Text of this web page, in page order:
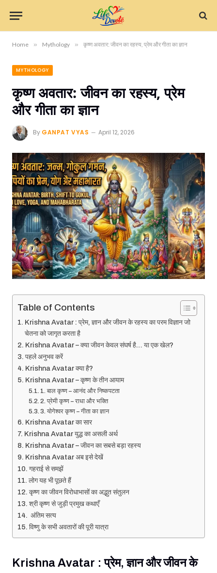
Home » Mythology » कृष्ण अवतार: जीवन का रहस्य, प्रेम और गीता का ज्ञान
MYTHOLOGY
कृष्ण अवतार: जीवन का रहस्य, प्रेम
और गीता का ज्ञान
By GANPAT VYAS April 12, 2026
Table of Contents
Krishna Avatar : प्रेम, ज्ञान और जीवन के रहस्य का परम विज्ञान जो
चेतना को जागृत करता है
Krishna Avatar – क्या जीवन केवल संघर्ष है… या एक खेल?
पहले अनुभव करें
Krishna Avatar क्या है?
Krishna Avatar – कृष्ण के तीन आयाम
1. बाल कृष्ण – आनंद और निष्कपटता
2. प्रेमी कृष्ण – राधा और भक्ति
3. योगेश्वर कृष्ण – गीता का ज्ञान
Krishna Avatar का सार
Krishna Avatar युद्ध का असली अर्थ
Krishna Avatar – जीवन का सबसे बड़ा रहस्य
Krishna Avatar अब इसे देखें
गहराई से समझें
लोग यह भी पूछते हैं
कृष्ण का जीवन विरोधाभासों का अद्भुत संतुलन
श्री कृष्ण से जुड़ी प्रमुख कथाएँ
अंतिम सत्य
विष्णु के सभी अवतारों की पूरी यात्रा
Krishna Avatar : प्रेम, ज्ञान और जीवन के